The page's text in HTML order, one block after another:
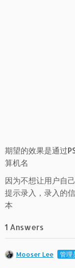
期望的效果是通过
算机名
因为不想让用户自
提示录入，录入的
本
1 Answers
Mooser Lee 管理